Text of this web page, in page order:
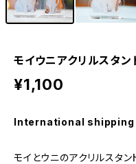
モイウニアクリルスタン
¥1,100
International shipping
モイとウニのアクリルスタン